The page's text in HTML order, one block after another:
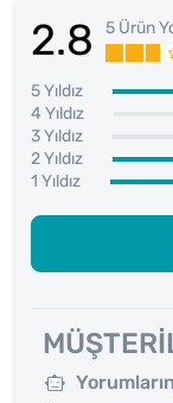
2.8 5 Ürün
5 Yıldız
4 Yıldız
3 Yıldız
2 Yıldız
1 Yıldız